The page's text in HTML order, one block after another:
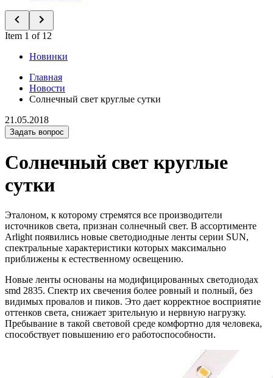
Item 1 of 12
Новинки
Главная
Новости
Солнечный свет круглые сутки
21.05.2018
Задать вопрос
Солнечный свет круглые
сутки
Эталоном, к которому стремятся все производители
источников света, признан солнечный свет. В ассортименте
Аrlight появились новые светодиодные ленты серии SUN,
спектральные характеристики которых максимально
приближены к естественному освещению.
Новые ленты основаны на модифицированных светодиодах
smd 2835. Спектр их свечения более ровный и полный, без
видимых провалов и пиков. Это дает корректное восприятие
оттенков света, снижает зрительную и нервную нагрузку.
Пребывание в такой световой среде комфортно для человека,
способствует повышению его работоспособности.